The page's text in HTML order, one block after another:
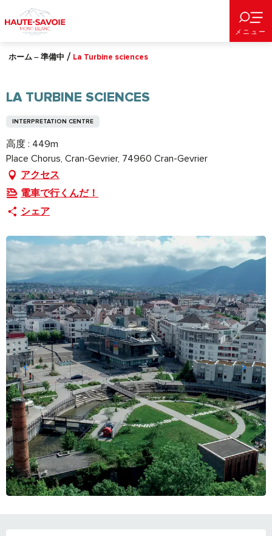
au
contenu
principal
メニュー
ホーム – 準備中 La Turbine sciences
LA TURBINE SCIENCES
INTERPRETATION CENTRE
高度 : 449m
Place Chorus, Cran-Gevrier, 74960 Cran-Gevrier
アクセス
電車で行くんだ！
シェア